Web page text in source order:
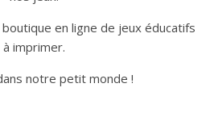
en ligne de jeux éducatifs
à imprimer.
notre petit monde !